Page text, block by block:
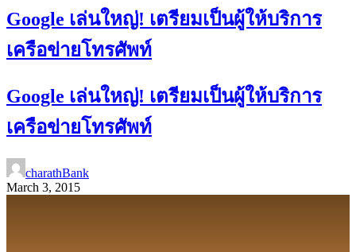
Google เล่นใหญ่! เตรียมเป็นผู้ให้บริการ
เครือข่ายโทรศัพท์
Google เล่นใหญ่! เตรียมเป็นผู้ให้บริการ
เครือข่ายโทรศัพท์
charathBank
March 3, 2015